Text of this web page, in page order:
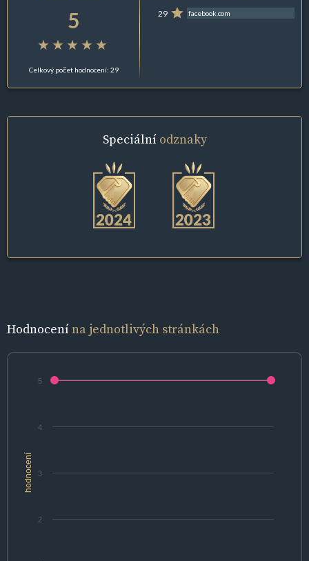
5
Celkový počet hodnocení: 29
29 facebook.com
Speciální odznaky
Hodnocenína jednotlivých stránkách
hodnocení
2
3
4
5